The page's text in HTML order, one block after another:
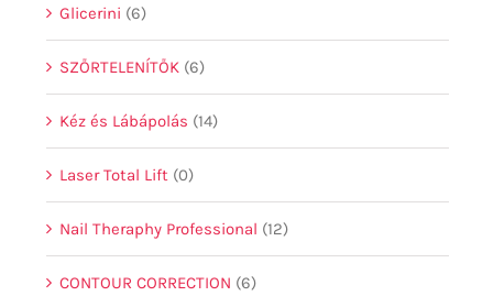
Glicerini (6)
SZŐRTELENÍTŐK (6)
Kéz és Lábápolás (14)
Laser Total Lift (0)
Nail Theraphy Professional (12)
CONTOUR CORRECTION (6)